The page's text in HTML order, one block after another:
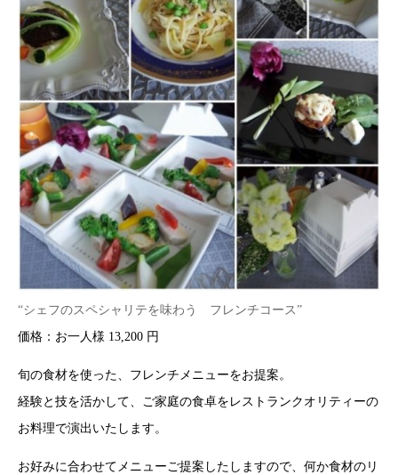
“シェフのスペシャリテを味わう フレンチコース”
価格：お一人様 13,200 円
旬の食材を使った、フレンチメニューをお提案。
経験と技を活かして、ご家庭の食卓をレストランクオリティーの
お料理で演出いたします。
お好みに合わせてメニューご提案したしますので、何か食材のリ